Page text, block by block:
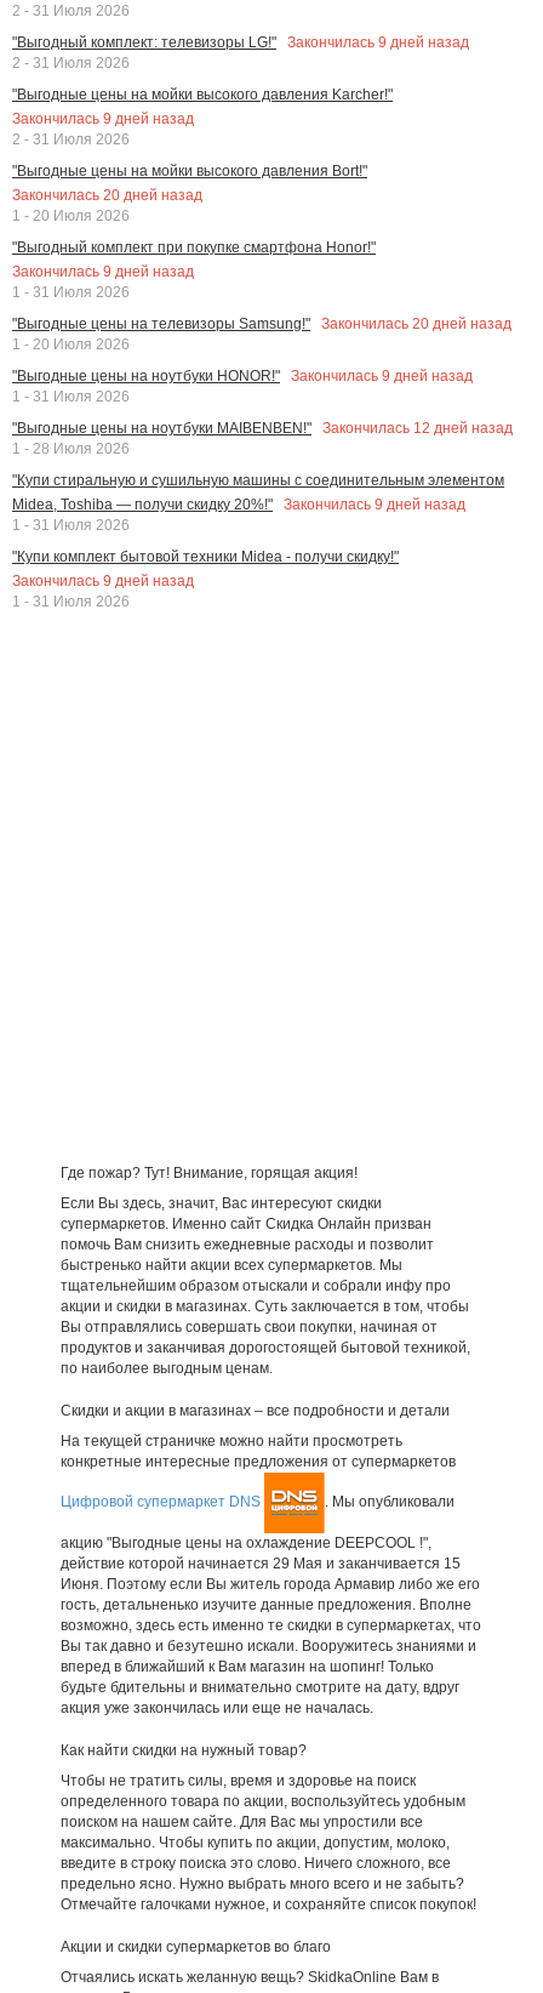
2 - 31 Июля 2026
"Выгодный комплект: телевизоры LG!"
Закончилась 9 дней назад
2 - 31 Июля 2026
"Выгодные цены на мойки высокого давления Karcher!"
Закончилась 9 дней назад
2 - 31 Июля 2026
"Выгодные цены на мойки высокого давления Bort!"
Закончилась 20 дней назад
1 - 20 Июля 2026
"Выгодный комплект при покупке смартфона Honor!"
Закончилась 9 дней назад
1 - 31 Июля 2026
"Выгодные цены на телевизоры Samsung!"
Закончилась 20 дней назад
1 - 20 Июля 2026
"Выгодные цены на ноутбуки HONOR!"
Закончилась 9 дней назад
1 - 31 Июля 2026
"Выгодные цены на ноутбуки MAIBENBEN!"
Закончилась 12 дней назад
1 - 28 Июля 2026
"Купи стиральную и сушильную машины с соединительным элементом
Midea, Toshiba — получи скидку 20%!"
Закончилась 9 дней назад
1 - 31 Июля 2026
"Купи комплект бытовой техники Midea - получи скидку!"
Закончилась 9 дней назад
1 - 31 Июля 2026
Где пожар? Тут! Внимание, горящая акция!
Если Вы здесь, значит, Вас интересуют скидки
супермаркетов. Именно сайт Скидка Онлайн призван
помочь Вам снизить ежедневные расходы и позволит
быстренько найти акции всех супермаркетов. Мы
тщательнейшим образом отыскали и собрали инфу про
акции и скидки в магазинах. Суть заключается в том, чтобы
Вы отправлялись совершать свои покупки, начиная от
продуктов и заканчивая дорогостоящей бытовой техникой,
по наиболее выгодным ценам.
Скидки и акции в магазинах – все подробности и детали
На текущей страничке можно найти просмотреть
конкретные интересные предложения от супермаркетов
Цифровой супермаркет DNS . Мы опубликовали
акцию "Выгодные цены на охлаждение DEEPCOOL !",
действие которой начинается 29 Мая и заканчивается 15
Июня. Поэтому если Вы житель города Армавир либо же его
гость, детальненько изучите данные предложения. Вполне
возможно, здесь есть именно те скидки в супермаркетах, что
Вы так давно и безутешно искали. Вооружитесь знаниями и
вперед в ближайший к Вам магазин на шопинг! Только
будьте бдительны и внимательно смотрите на дату, вдруг
акция уже закончилась или еще не началась.
Как найти скидки на нужный товар?
Чтобы не тратить силы, время и здоровье на поиск
определенного товара по акции, воспользуйтесь удобным
поиском на нашем сайте. Для Вас мы упростили все
максимально. Чтобы купить по акции, допустим, молоко,
введите в строку поиска это слово. Ничего сложного, все
предельно ясно. Нужно выбрать много всего и не забыть?
Отмечайте галочками нужное, и сохраняйте список покупок!
Акции и скидки супермаркетов во благо
Отчаялись искать желанную вещь? SkidkaOnline Вам в